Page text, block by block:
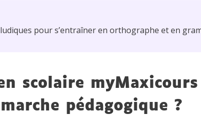
pour s’entraîner en orthographe et en
scolaire
pédagogique ?